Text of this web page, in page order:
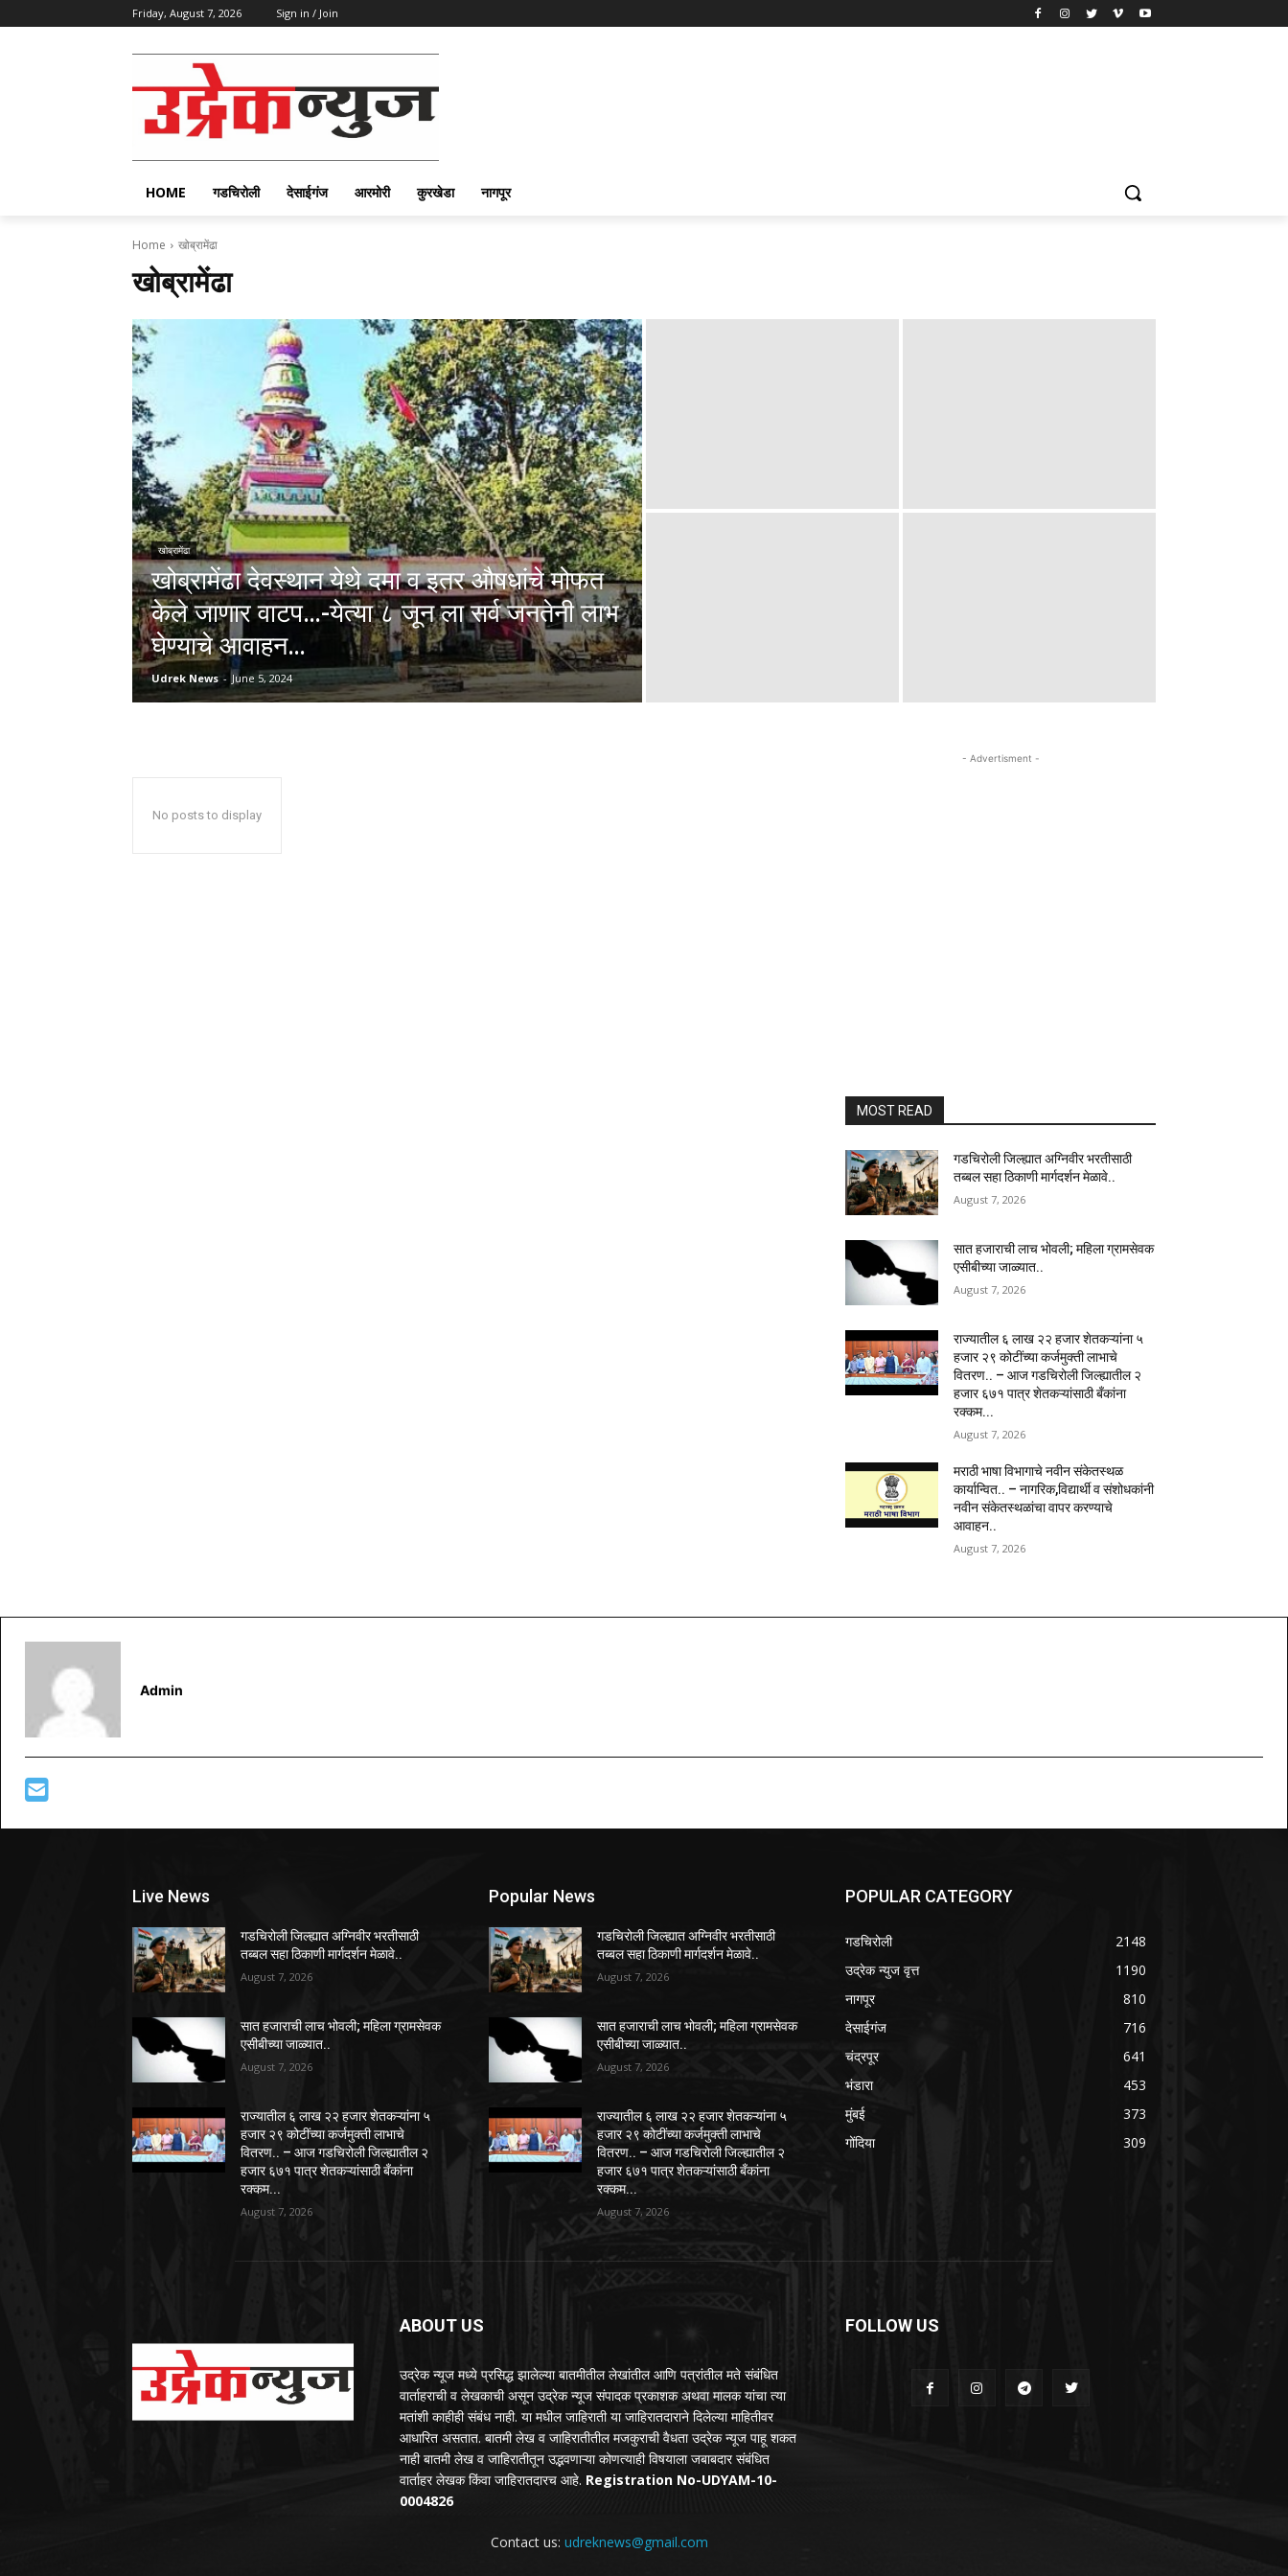
Friday, August 7, 2026 Sign in / Join
HOME गडचिरोली देसाईगंज आरमोरी कुरखेडा नागपूर
Home खोब्रामेंढा
खोब्रामेंढा
खोब्रामेंढा
खोब्रामेंढा देवस्थान येथे दमा व इतर औषधांचे मोफत
केले जाणार वाटप…-येत्या ८ जून ला सर्व जनतेनी लाभ
घेण्याचे आवाहन…
Udrek News - June 5, 2024
No posts to display
- Advertisment -
MOST READ
गडचिरोली जिल्ह्यात अग्निवीर भरतीसाठी
तब्बल सहा ठिकाणी मार्गदर्शन मेळावे..
August 7, 2026
सात हजाराची लाच भोवली; महिला ग्रामसेवक
एसीबीच्या जाळ्यात..
August 7, 2026
राज्यातील ६ लाख २२ हजार शेतकऱ्यांना ५
हजार २९ कोटींच्या कर्जमुक्ती लाभाचे
वितरण.. – आज गडचिरोली जिल्ह्यातील २
हजार ६७१ पात्र शेतकऱ्यांसाठी बँकांना
रक्कम...
August 7, 2026
मराठी भाषा विभागाचे नवीन संकेतस्थळ
कार्यान्वित.. – नागरिक,विद्यार्थी व संशोधकांनी
नवीन संकेतस्थळांचा वापर करण्याचे
आवाहन..
August 7, 2026
Admin
Live News
गडचिरोली जिल्ह्यात अग्निवीर भरतीसाठी
तब्बल सहा ठिकाणी मार्गदर्शन मेळावे..
August 7, 2026
सात हजाराची लाच भोवली; महिला ग्रामसेवक
एसीबीच्या जाळ्यात..
August 7, 2026
राज्यातील ६ लाख २२ हजार शेतकऱ्यांना ५
हजार २९ कोटींच्या कर्जमुक्ती लाभाचे
वितरण.. – आज गडचिरोली जिल्ह्यातील २
हजार ६७१ पात्र शेतकऱ्यांसाठी बँकांना
रक्कम...
August 7, 2026
Popular News
गडचिरोली जिल्ह्यात अग्निवीर भरतीसाठी
तब्बल सहा ठिकाणी मार्गदर्शन मेळावे..
August 7, 2026
सात हजाराची लाच भोवली; महिला ग्रामसेवक
एसीबीच्या जाळ्यात..
August 7, 2026
राज्यातील ६ लाख २२ हजार शेतकऱ्यांना ५
हजार २९ कोटींच्या कर्जमुक्ती लाभाचे
वितरण.. – आज गडचिरोली जिल्ह्यातील २
हजार ६७१ पात्र शेतकऱ्यांसाठी बँकांना
रक्कम...
August 7, 2026
POPULAR CATEGORY
गडचिरोली
2148
उद्रेक न्युज वृत्त
1190
नागपूर
810
देसाईगंज
716
चंद्रपूर
641
भंडारा
453
मुंबई
373
गोंदिया
309
ABOUT US
उद्रेक न्यूज मध्ये प्रसिद्ध झालेल्या बातमीतील लेखांतील आणि पत्रांतील मते संबंधित
वार्ताहराची व लेखकाची असून उद्रेक न्यूज संपादक प्रकाशक अथवा मालक यांचा त्या
मतांशी काहीही संबंध नाही. या मधील जाहिराती या जाहिरातदाराने दिलेल्या माहितीवर
आधारित असतात. बातमी लेख व जाहिरातीतील मजकुराची वैधता उद्रेक न्यूज पाहू शकत
नाही बातमी लेख व जाहिरातीतून उद्भवणाऱ्या कोणत्याही विषयाला जबाबदार संबंधित
वार्ताहर लेखक किंवा जाहिरातदारच आहे. Registration No-UDYAM-10-
0004826
Contact us: udreknews@gmail.com
FOLLOW US